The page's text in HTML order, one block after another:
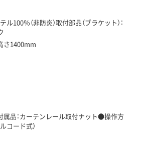
ル100％（非防炎）取付部品（ブラケット）：
さ1400mm
属品：カーテンレール取付ナット●操作方
コード式）